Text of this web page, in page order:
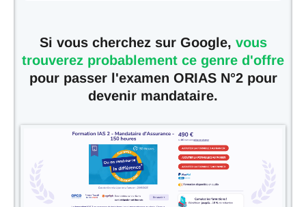
Si vous cherchez sur Google, vous
trouverez probablement ce genre d'offre
pour passer l'examen ORIAS N°2 pour
devenir mandataire.